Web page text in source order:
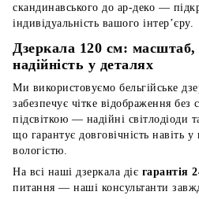
скандинавського до ар-деко —
індивідуальність вашого інтер’єру.
Дзеркала 120 см: масштаб,
надійність у деталях
Ми використовуємо бельгійське
забезпечує чітке відображення
підсвіткою — надійні світлодіоди
що гарантує довговічність навіть
вологістю.
На всі наші дзеркала діє гарантія
питання — наші консультанти